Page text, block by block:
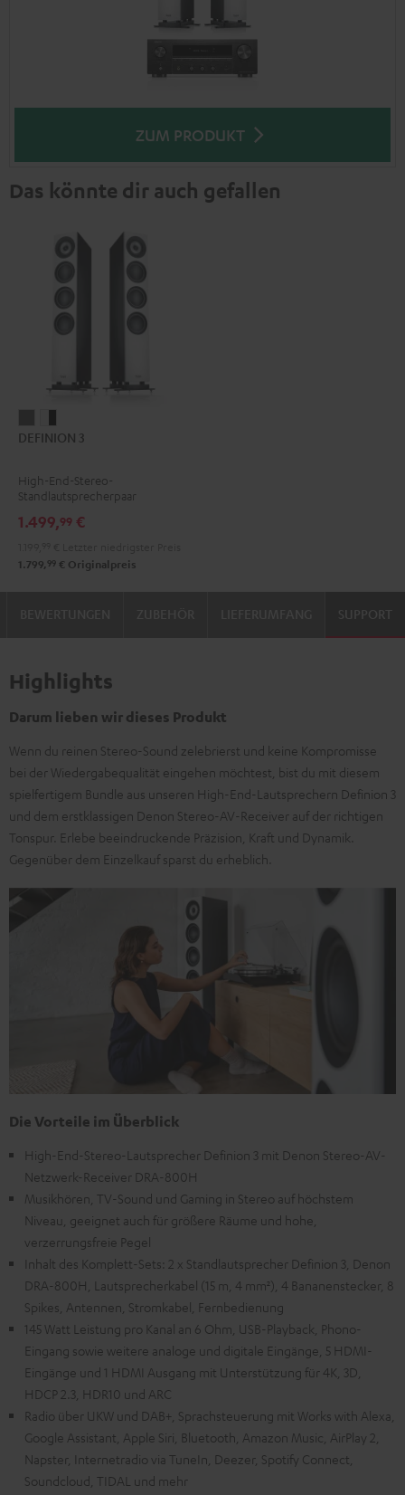
ZUM PRODUKT
Das könnte dir auch gefallen
3
3
/
Schwarz
DEFINION 3
High-End-Stereo-
Standlautsprecherpaar
1.499,99 €
1.799, 99 € Originalpreis
SUPPORT
Highlights
Darum lieben wir dieses Produkt
Wenn du reinen Stereo-Sound zelebrierst und keine Kompromisse
bei der Wiedergabequalität eingehen möchtest, bist du mit diesem
spielfertigem Bundle aus unseren High-End-Lautsprechern Definion 3
und dem erstklassigen Denon Stereo-AV-Receiver auf der richtigen
Tonspur. Erlebe beeindruckende Präzision, Kraft und Dynamik.
Gegenüber dem Einzelkauf sparst du erheblich.
Die Vorteile im Überblick
High-End-Stereo-Lautsprecher Definion 3 mit Denon Stereo-AV-
Netzwerk-Receiver DRA-800H
Musikhören, TV-Sound und Gaming in Stereo auf höchstem
Niveau, geeignet auch für größere Räume und hohe,
verzerrungsfreie Pegel
Inhalt des Komplett-Sets: 2 x Standlautsprecher Definion 3, Denon
DRA-800H, Lautsprecherkabel (15 m, 4 mm²), 4 Bananenstecker, 8
Spikes, Antennen, Stromkabel, Fernbedienung
145 Watt Leistung pro Kanal an 6 Ohm, USB-Playback, Phono-
Eingang sowie weitere analoge und digitale Eingänge, 5 HDMI-
Eingänge und 1 HDMI Ausgang mit Unterstützung für 4K, 3D,
HDCP 2.3, HDR10 und ARC
Radio über UKW und DAB+, Sprachsteuerung mit Works with Alexa,
Google Assistant, Apple Siri, Bluetooth, Amazon Music, AirPlay 2,
Napster, Internetradio via TuneIn, Deezer, Spotify Connect,
Soundcloud, TIDAL und mehr